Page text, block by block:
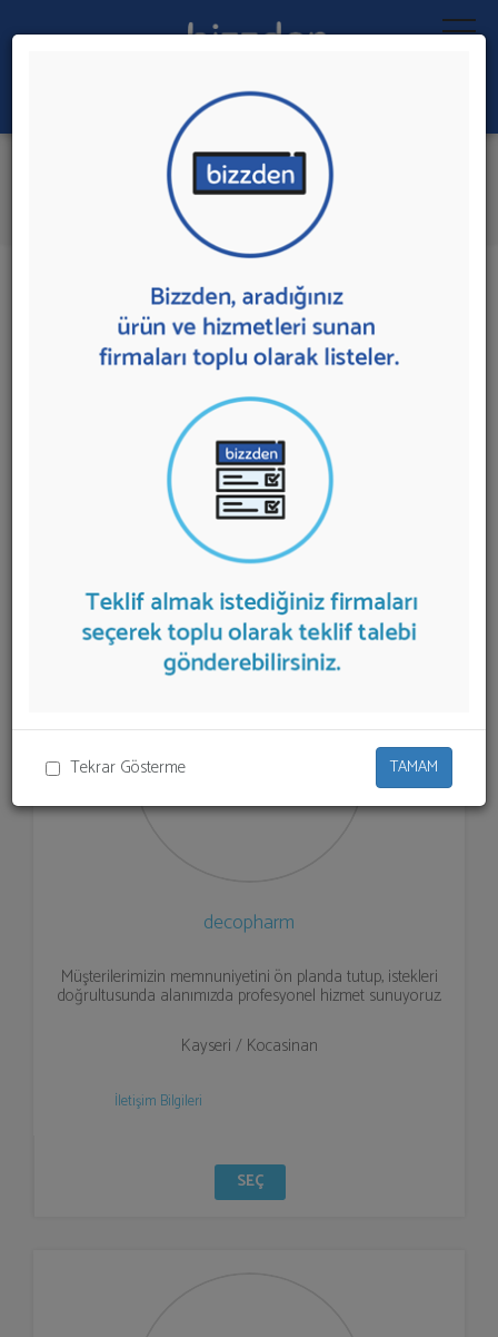
Tekrar Gösterme TAMAM
Ara:
Eczane Tasarımı
İlk 5 Firmadan Teklif İste
17 sonuç bulundu.
Eczane Tasarımısunan firmalar aşağıda
listelenmektedir.
Eczane Tasarımı
teklifi almak için
listeden seçim yapıp ya da "İlk 5 Firmadan Teklif İste"
kısmından toplu olarak teklif talebinizi firmalara
aktarabilirsiniz.
decopharm
Müşterilerimizin memnuniyetini ön planda tutup, istekleri
doğrultusunda alanımızda profesyonel hizmet sunuyoruz.
Kayseri / Kocasinan
İletişim Bilgileri
SEÇ